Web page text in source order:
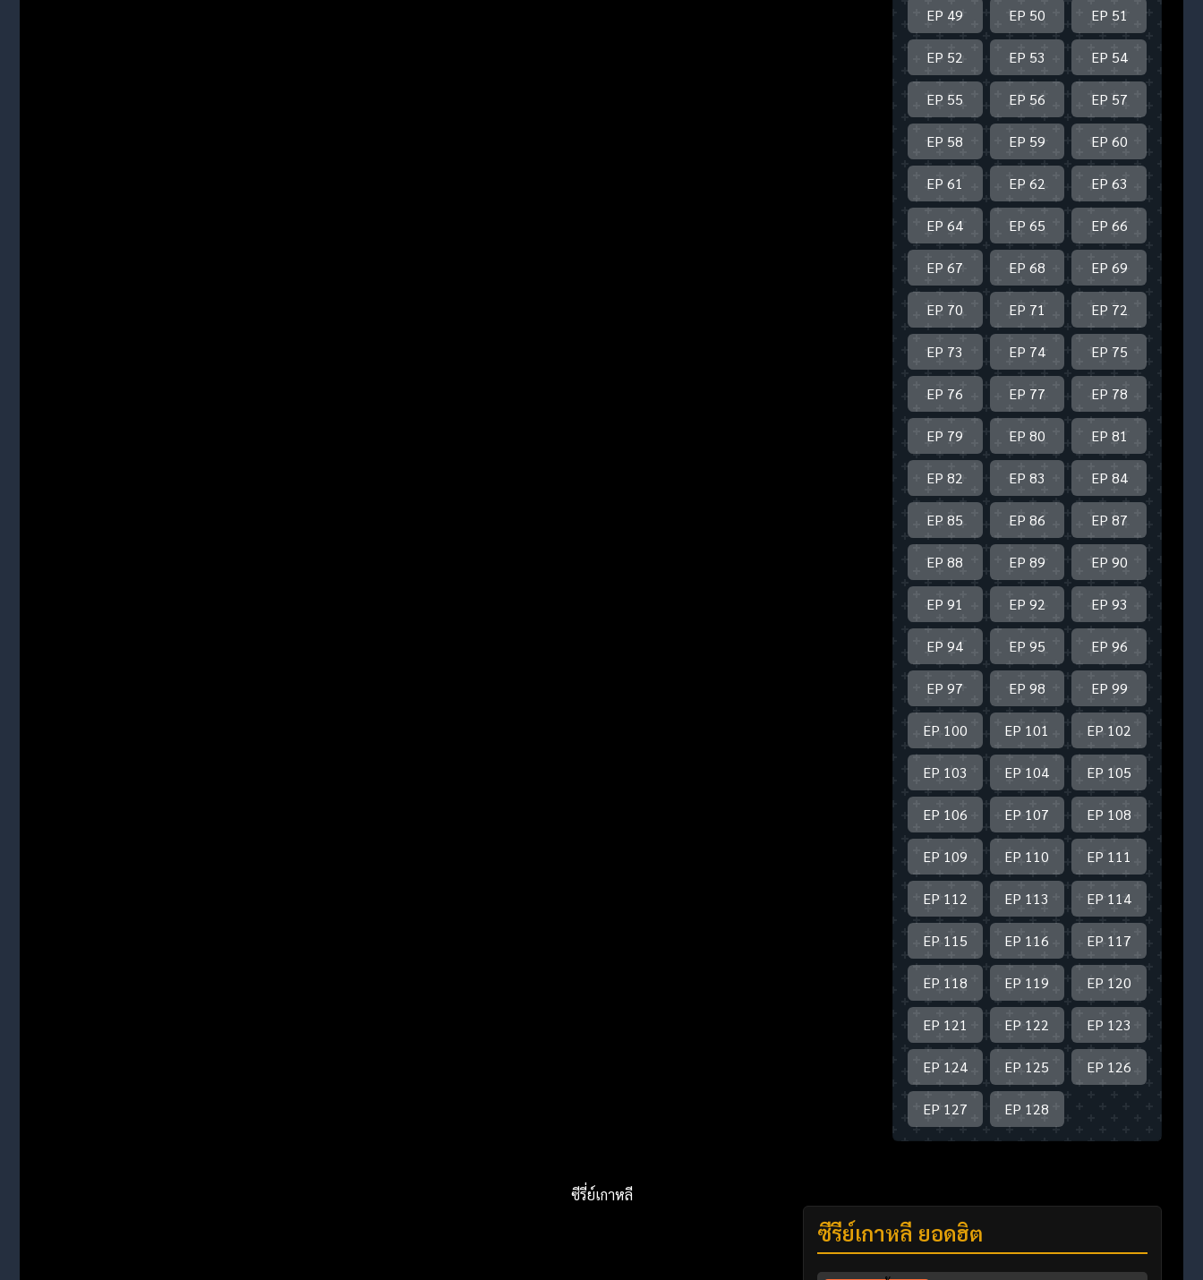
EP 49 EP 50 EP 51
EP 52 EP 53 EP 54
EP 55 EP 56 EP 57
EP 58 EP 59 EP 60
EP 61 EP 62 EP 63
EP 64 EP 65 EP 66
EP 67 EP 68 EP 69
EP 70 EP 71 EP 72
EP 73 EP 74 EP 75
EP 76 EP 77 EP 78
EP 79 EP 80 EP 81
EP 82 EP 83 EP 84
EP 85 EP 86 EP 87
EP 88 EP 89 EP 90
EP 91 EP 92 EP 93
EP 94 EP 95 EP 96
EP 97 EP 98 EP 99
EP 100 EP 101 EP 102
EP 103 EP 104 EP 105
EP 106 EP 107 EP 108
EP 109 EP 110 EP 111
EP 112 EP 113 EP 114
EP 115 EP 116 EP 117
EP 118 EP 119 EP 120
EP 121 EP 122 EP 123
EP 124 EP 125 EP 126
EP 127 EP 128
ซีรี่ย์เกาหลี
ซีรี่ย์เกาหลี ยอดฮิต